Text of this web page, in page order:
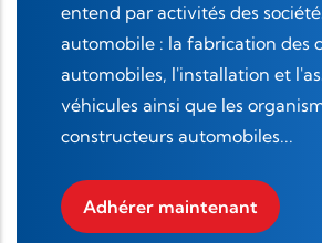
entend par activités des
automobile : la fabrication des
automobiles, l'installation et
véhicules ainsi que les
constructeurs automobiles...
Adhérer maintenant